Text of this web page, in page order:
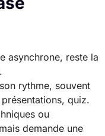
asynchrone, reste la
rythme, souvent
quiz.
ou
demande une